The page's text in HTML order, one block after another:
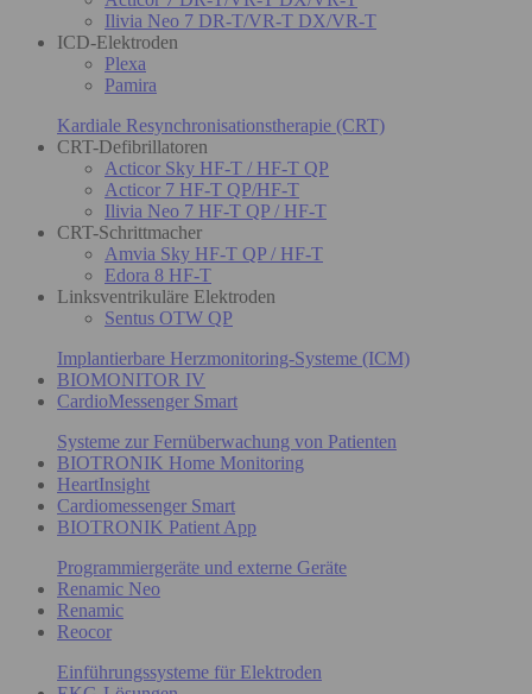
Ilivia Neo 7 DR-T/VR-T DX/VR-T
ICD-Elektroden
Plexa
Pamira
Kardiale Resynchronisationstherapie (CRT)
CRT-Defibrillatoren
Acticor Sky HF-T / HF-T QP
Acticor 7 HF-T QP/HF-T
Ilivia Neo 7 HF-T QP / HF-T
CRT-Schrittmacher
Amvia Sky HF-T QP / HF-T
Edora 8 HF-T
Linksventrikuläre Elektroden
Sentus OTW QP
Implantierbare Herzmonitoring-Systeme (ICM)
BIOMONITOR IV
CardioMessenger Smart
Systeme zur Fernüberwachung von Patienten
BIOTRONIK Home Monitoring
HeartInsight
Cardiomessenger Smart
BIOTRONIK Patient App
Programmiergeräte und externe Geräte
Renamic Neo
Renamic
Reocor
Einführungssysteme für Elektroden